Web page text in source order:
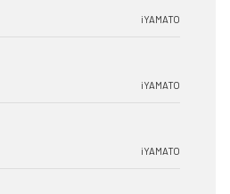
iYAMATO
iYAMATO
iYAMATO